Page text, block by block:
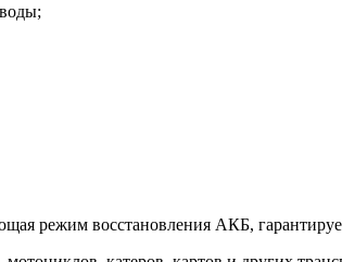
режим восстановления АКБ,